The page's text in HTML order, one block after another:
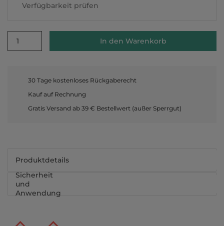
Verfügbarkeit prüfen
1 In den Warenkorb
30 Tage kostenloses Rückgaberecht
Kauf auf Rechnung
Gratis Versand ab 39 € Bestellwert (außer Sperrgut)
Produktdetails
Sicherheit
und
Anwendung